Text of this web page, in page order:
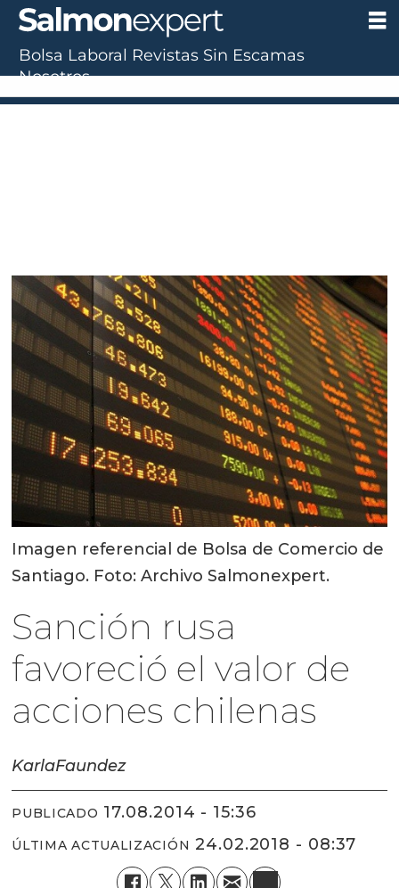
Imagen referencial de Bolsa de Comercio de
Santiago. Foto: Archivo Salmonexpert.
Sanción rusa
favoreció el valor de
acciones chilenas
KarlaFaundez
PUBLICADO 17.08.2014 - 15:36
ÚLTIMA ACTUALIZACIÓN 24.02.2018 - 08:37
Bolsa Laboral Revistas Sin Escamas
Nosotros